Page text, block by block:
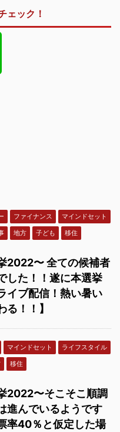
ック！
ファイナンス
マインドセット
地方 子ども 移住
2022〜 全ての候補者
した！！遂に本選挙
イブ配信！熱い暑い
る！！】
マインドセット
ライフスタイル
移住
2022〜そこそこ順調
進んでいるようです
率40％と仮定した場